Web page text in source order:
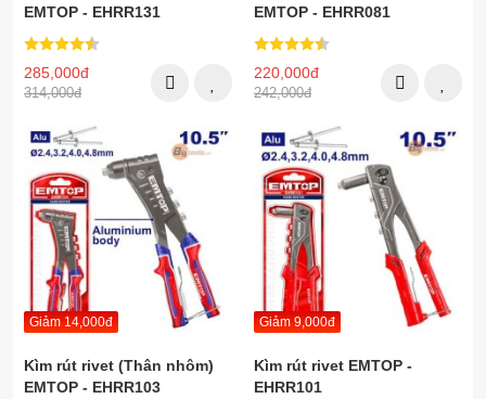
EMTOP - EHRR131
285,000đ
314,000đ
EMTOP - EHRR081
220,000đ
242,000đ
Giảm 14,000đ
Kìm rút rivet (Thân nhôm)
EMTOP - EHRR103
Giảm 9,000đ
Kìm rút rivet EMTOP -
EHRR101